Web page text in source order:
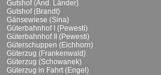
Gutshof (And. Länder)
Gutshof (Brandt)
Gänsewiese (Sina)
Güterbahnhof I (Pewesti)
Güterbahnhof II (Pewesti)
Güterschuppen (Eichhorn)
Güterzug (Frankenwald)
Güterzug (Schowanek)
Güterzug in Fahrt (Engel)